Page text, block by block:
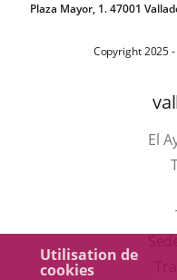
Utilisation de
cookies
Plaza Mayor, 1. 47001
Copyright 2025
El